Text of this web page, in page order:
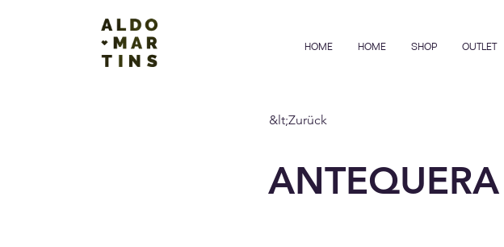
HOME HOME SHOP OUTLET
&lt;Zurück
ANTEQUERA